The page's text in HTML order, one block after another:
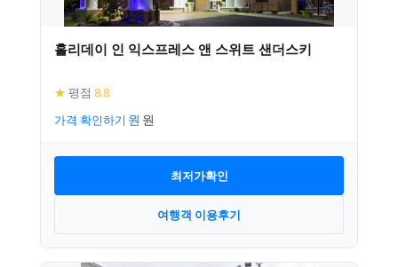
홀리데이 인 익스프레스 앤 스위트 샌더스키
★ 평점 8.8
가격 확인하기
최저가확인
여행객 이용후기